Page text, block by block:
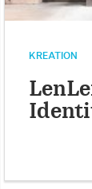
KREATION